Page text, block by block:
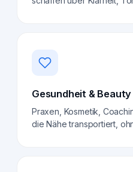
Gesundheit & Beauty
Praxen, Kosmetik,
die Nähe transportiert,